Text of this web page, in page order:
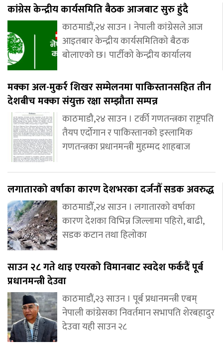
कांग्रेस केन्द्रीय कार्यसमिति बैठक आजबाट सुरु हुंदै
काठमाडौं,२४ साउन । नेपाली कांग्रेसले आज
आइतबार केन्द्रीय कार्यसमितिको बैठक
बोलाएको छ। पार्टीको केन्द्रीय कार्यालय
मक्का अल-मुकर्र शिखर सम्मेलनमा पाकिस्तानसहित तीन
देशबीच मक्का संयुक्त रक्षा सम्झौता सम्पन्न
काठमाडौ,२४ साउन । टर्की गणतन्त्रका राष्ट्रपति
तैयप एर्दोगान र पाकिस्तानको इस्लामिक
गणतन्त्रका प्रधानमन्त्री मुहम्मद शाहबाज
लगातारको वर्षाका कारण देशभरका दर्जनौँ सडक अवरुद्ध
काठमाडौँ,२४ साउन । लगातारको वर्षाका
कारण देशका विभिन्न जिल्लामा पहिरो, बाढी,
सडक कटान तथा हिलोका
साउन २८ गते थाइ एयरको विमानबाट स्वदेश फर्कदैं पूर्ब
प्रधानमन्त्री देउवा
काठमाडौं,२३ साउन । पूर्ब प्रधानमन्त्री एबम्
नेपाली कांग्रेसका निवर्तमान सभापति शेरबहादुर
देउवा यही साउन २८